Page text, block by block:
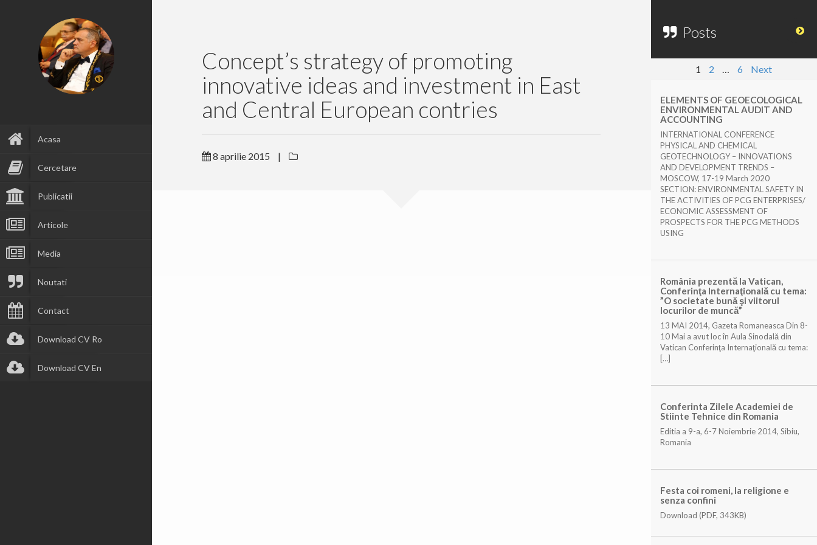
Acasa
Cercetare
Publicatii
Articole
Media
Noutati
Contact
Download CV Ro
Download CV En
Concept’s strategy of promoting
innovative ideas and investment in East
and Central European contries
8 aprilie 2015 |
Posts
1 2 … 6 Next
ELEMENTS OF GEOECOLOGICAL
ENVIRONMENTAL AUDIT AND
ACCOUNTING
INTERNATIONAL CONFERENCE
PHYSICAL AND CHEMICAL
GEOTECHNOLOGY – INNOVATIONS
AND DEVELOPMENT TRENDS –
MOSCOW, 17-19 March 2020
SECTION: ENVIRONMENTAL SAFETY IN
THE ACTIVITIES OF PCG ENTERPRISES/
ECONOMIC ASSESSMENT OF
PROSPECTS FOR THE PCG METHODS
USING
România prezentă la Vatican,
Conferinţa Internaţională cu tema:
”O societate bună şi viitorul
locurilor de muncă”
13 MAI 2014, Gazeta Romaneasca Din 8-
10 Mai a avut loc în Aula Sinodală din
Vatican Conferinţa Internaţională cu tema:
[…]
Conferinta Zilele Academiei de
Stiinte Tehnice din Romania
Editia a 9-a, 6-7 Noiembrie 2014, Sibiu,
Romania
Festa coi romeni, la religione e
senza confini
Download (PDF, 343KB)